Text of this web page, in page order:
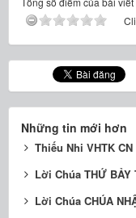
Những tin mới hơn
Thiếu Nhi VHTK
Lời Chúa THỨ BẢY
Lời Chúa CHÚA